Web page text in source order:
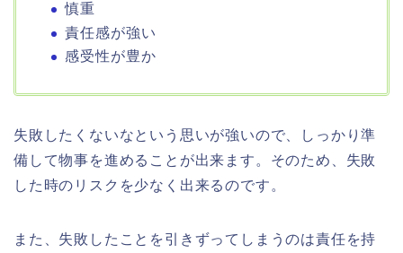
慎重
責任感が強い
感受性が豊か
失敗したくないなという思いが強いので、しっかり準
備して物事を進めることが出来ます。そのため、失敗
した時のリスクを少なく出来るのです。
また、失敗したことを引きずってしまうのは責任を持